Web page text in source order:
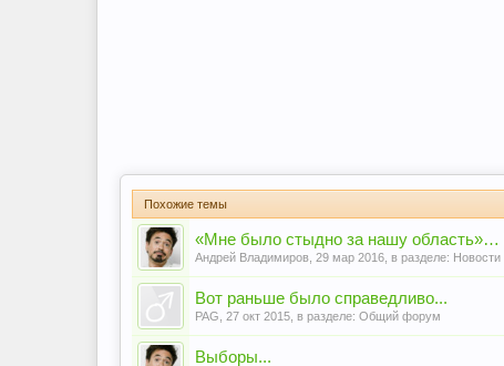
Похожие темы
«Мне было стыдно за нашу область»…
Андрей Владимиров 29 мар 2016 , в разделе: Новости
Вот раньше было справедливо...
PAG 27 окт 2015 , в разделе: Общий форум
Выборы...